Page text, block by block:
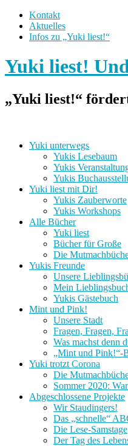
Kontakt
Aktuelles
Infos zu „Yuki liest!“
Yuki liest!
„Yuki liest!“
Yuki unterwegs
Yukis Lesebaum
Yukis
Yukis
Yuki liest mit Dir!
Yukis Zauberworte
Yukis Workshops
Alle Bücher
Yuki liest
Bücher für Große
Die
Yukis Freunde
Unsere
Mein
Yukis Gästebuch
Mint und Pink!
Unsere Stadt
Fragen, Fragen,
Was machst denn
„Mint und Pink!“-
Yuki trotzt Corona
Die
Sommer 2020:
Abgeschlossene Projekte
Wir Staudingers!
Das „schnelle“
Die Lese-Samstage
Der Tag des